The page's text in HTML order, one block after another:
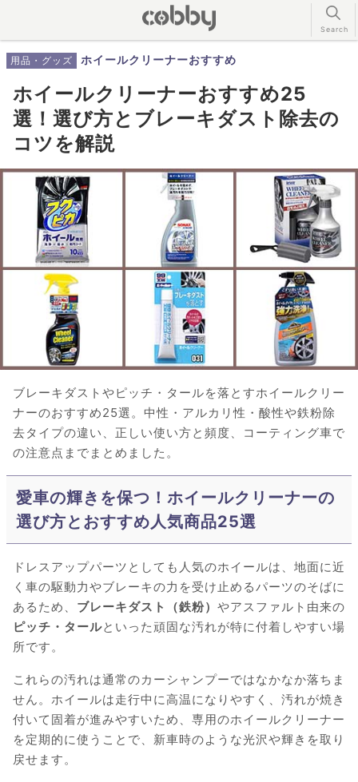
用品・グッズ ホイールクリーナーおすすめ
ホイールクリーナーおすすめ25
選！選び方とブレーキダスト除去の
コツを解説
ブレーキダストやピッチ・タールを落とすホイールクリー
ナーのおすすめ25選。中性・アルカリ性・酸性や鉄粉除
去タイプの違い、正しい使い方と頻度、コーティング車で
の注意点までまとめました。
愛車の輝きを保つ！ホイールクリーナーの
選び方とおすすめ人気商品25選
ドレスアップパーツとしても人気のホイールは、地面に近
く車の駆動力やブレーキの力を受け止めるパーツのそばに
あるため、 ブレーキダスト（鉄粉） やアスファルト由来の
ピッチ・タールといった頑固な汚れが特に付着しやすい場
所です。
これらの汚れは通常のカーシャンプーではなかなか落ちま
せん。ホイールは走行中に高温になりやすく、汚れが焼き
付いて固着が進みやすいため、専用のホイールクリーナー
を定期的に使うことで、新車時のような光沢や輝きを取り
戻せます。